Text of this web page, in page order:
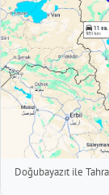
Doğubayazıt ile